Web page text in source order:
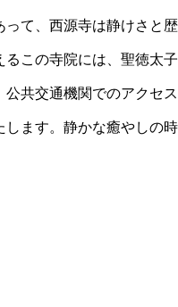
て、西源寺は静けさと
この寺院には、聖徳太
共交通機関でのアクセ
します。静かな癒やしの